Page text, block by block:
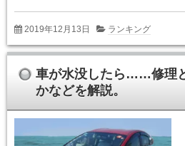
2019年12月13日 ランキング
車が水没したら……修理
かなどを解説。